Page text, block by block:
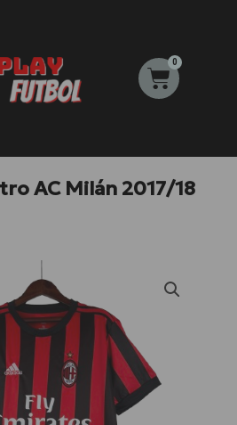
0
Carrito
AC Milán 2017/18